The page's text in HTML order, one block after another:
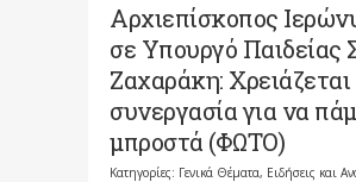
Αρχιεπίσκοπος
σε Υπουργό Παιδείας
Ζαχαράκη: Χρειάζεται
συνεργασία για να
μπροστά (ΦΩΤΟ)
Κατηγορίες: Γενικά Θέματα, Ειδήσεις και